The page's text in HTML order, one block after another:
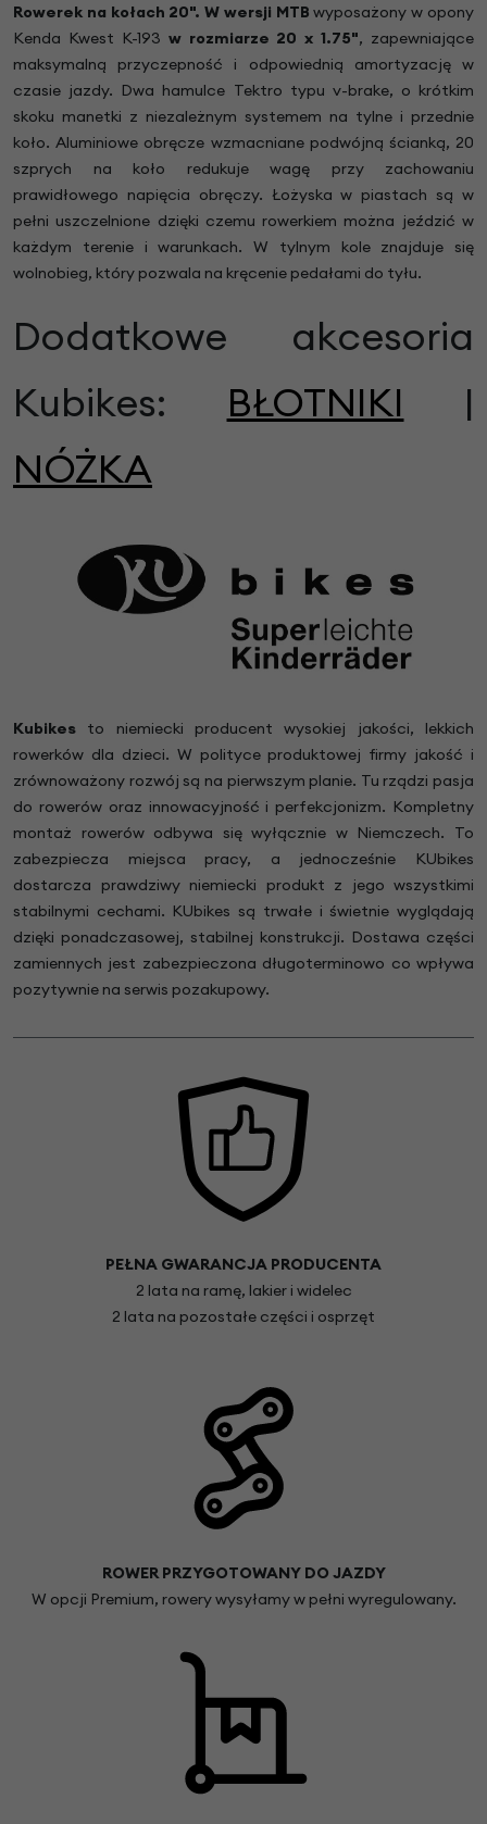
Rowerek na kołach 20". W wersji MTBwyposażony w opony
Kenda Kwest K-193 w rozmiarze 20 x 1.75", zapewniające
maksymalną przyczepność i odpowiednią amortyzację w
czasie jazdy. Dwa hamulce Tektro typu v-brake, o krótkim
skoku manetki z niezależnym systemem na tylne i przednie
koło. Aluminiowe obręcze wzmacniane podwójną ścianką, 20
szprych na koło redukuje wagę przy zachowaniu
prawidłowego napięcia obręczy. Łożyska w piastach są w
pełni uszczelnione dzięki czemu rowerkiem można jeździć w
każdym terenie i warunkach. W tylnym kole znajduje się
wolnobieg, który pozwala na kręcenie pedałami do tyłu.
Dodatkowe akcesoria
Kubikes: BŁOTNIKI |
NÓŻKA
Kubikes to niemiecki producent wysokiej jakości, lekkich
rowerków dla dzieci. W polityce produktowej firmy jakość i
zrównoważony rozwój są na pierwszym planie. Tu rządzi pasja
do rowerów oraz innowacyjność i perfekcjonizm. Kompletny
montaż rowerów odbywa się wyłącznie w Niemczech. To
zabezpiecza miejsca pracy, a jednocześnie KUbikes
dostarcza prawdziwy niemiecki produkt z jego wszystkimi
stabilnymi cechami. KUbikes są trwałe i świetnie wyglądają
dzięki ponadczasowej, stabilnej konstrukcji. Dostawa części
zamiennych jest zabezpieczona długoterminowo co wpływa
pozytywnie na serwis pozakupowy.
PEŁNA GWARANCJA PRODUCENTA
2 lata na ramę, lakier i widelec
2 lata na pozostałe części i osprzęt
ROWER PRZYGOTOWANY DO JAZDY
W opcji Premium, rowery wysyłamy w pełni wyregulowany.